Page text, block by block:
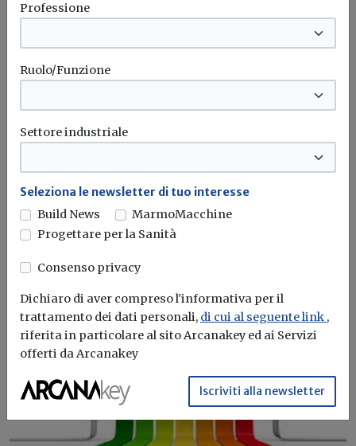
Superbonus 110%, due FAQ del
classi energetiche e tipologia di APE
Redazione Build News
condominiale e...
Professione
Ruolo/Funzione
Settore industriale
Seleziona le newsletter di tuo interesse
Build News
MarmoMacchine
Progettare per la Sanità
Consenso privacy
Dichiaro di aver compreso l'informativa per il
trattamento dei dati personali, di cui al seguente link ,
riferita in particolare al sito Arcanakey ed ai Servizi
offerti da Arcanakey
Iscriviti alla newsletter